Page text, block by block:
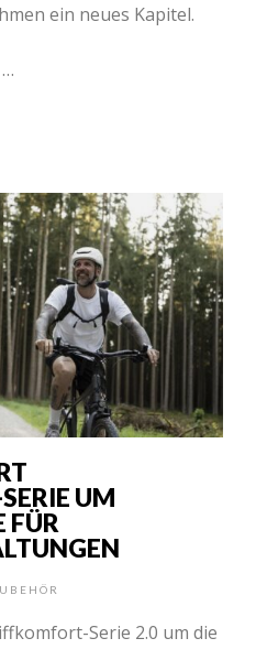
ein neues Kapitel.
UM
FÜR
Serie 2.0 um die